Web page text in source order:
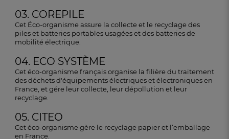
03. COREPILE
Cet Éco-organisme assure la collecte et le recyclage des
piles et batteries portables usagées et des batteries de
mobilité électrique.
04. ECO SYSTÈME
Cet éco-organisme français organise la filière du traitement
des déchets d'équipements électriques et électroniques en
France, et gére leur collecte, leur dépollution et leur
recyclage.
05. CITEO
Cet éco-organisme gère le recyclage papier et l’emballage
en France.